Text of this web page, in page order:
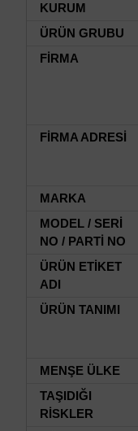
KURUM
ÜRÜN GRUBU
FİRMA
FİRMA ADRESİ
MARKA
MODEL / SERİ
NO / PARTİ NO
ÜRÜN ETİKET
ADI
ÜRÜN TANIMI
MENŞE ÜLKE
TAŞIDIĞI
RİSKLER